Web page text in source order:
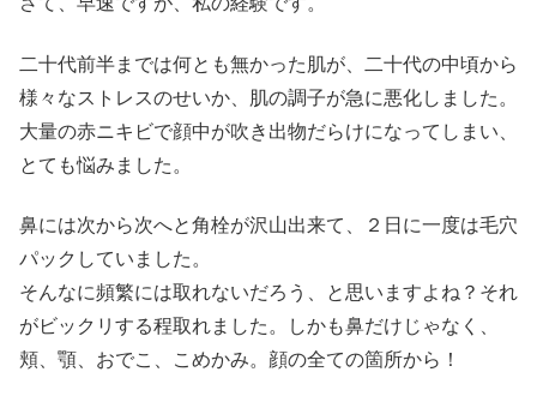
二十代前半までは何とも無かった肌が、二十代の中頃から
様々なストレスのせいか、肌の調子が急に悪化しました。
大量の赤ニキビで顔中が吹き出物だらけになってしまい、
とても悩みました。
鼻には次から次へと角栓が沢山出来て、２日に一度は毛穴
パックしていました。
そんなに頻繁には取れないだろう、と思いますよね？それ
がビックリする程取れました。しかも鼻だけじゃなく、
頬、顎、おでこ、こめかみ。顔の全ての箇所から！